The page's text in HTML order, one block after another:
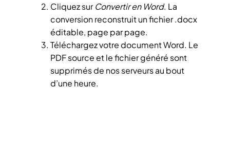
Cliquez surConvertir en Word. La
conversion reconstruit un fichier .docx
éditable, page par page.
Téléchargez votre document Word. Le
PDF source et le fichier généré sont
supprimés de nos serveurs au bout
d’une heure.